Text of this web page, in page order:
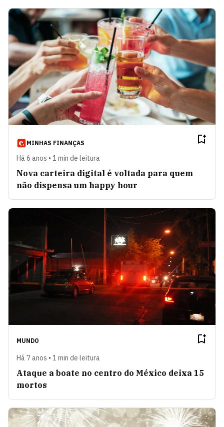
MINHAS FINANÇAS
Há 6 anos • 1 min de leitura
Nova carteira digital é voltada para quem
não dispensa um happy hour
MUNDO
Há 7 anos • 1 min de leitura
Ataque a boate no centro do México deixa 15
mortos